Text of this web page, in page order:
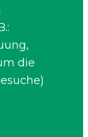
die